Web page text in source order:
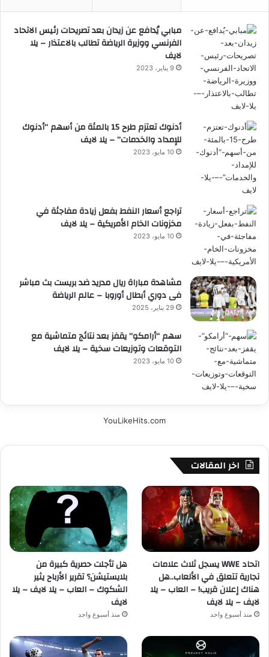
مبابي يُدافع عن زيدان بعد تصريحات رئيس الاتحاد
الفرنسي ووزيرة الرياضة تطالب بالاعتذار – يلا
لايف
9 يناير، 2023
أدنوك تعتزم طرح 15 بالمئة من أسهم “أدنوك
للإمداد والخدمات” – يلا لايف
10 مايو، 2023
تراجع أسعار النفط بفعل زيادة مفاجئة في
مخزونات الخام الأمريكية – يلا لايف
10 مايو، 2023
مشاهدة مباراة ريال مدريد ضد بريست بث مباشر
فى دوري أبطال أوروبا – عالم الرياضة
29 يناير، 2025
سهم “أرامكو” يقفز بعد نتائج متماشية مع
التوقعات وتوزيعات سخية – يلا لايف
10 مايو، 2023
YouLikeHits.com
اخر المقالات
اتحاد WWE يسجل ثلاث علامات
تجارية تتعلق في الألعاب..هل
هناك إعلان قريب! – العاب – يلا
لايف – يلا لايف
منذ أسبوع واحد
هل تأجلت حصرية كبيرة من
بلايستيشن؟ تقرير الأرباح يثير
الشكوك – العاب – يلا لايف – يلا
لايف
منذ أسبوع واحد